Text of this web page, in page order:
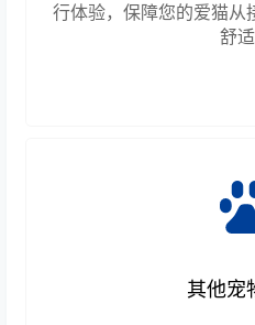
行体验，保障您的爱猫从
舒适
其他宠